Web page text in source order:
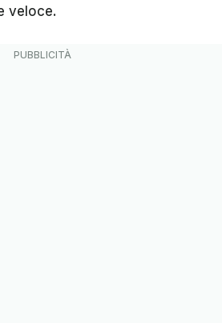
veloce.